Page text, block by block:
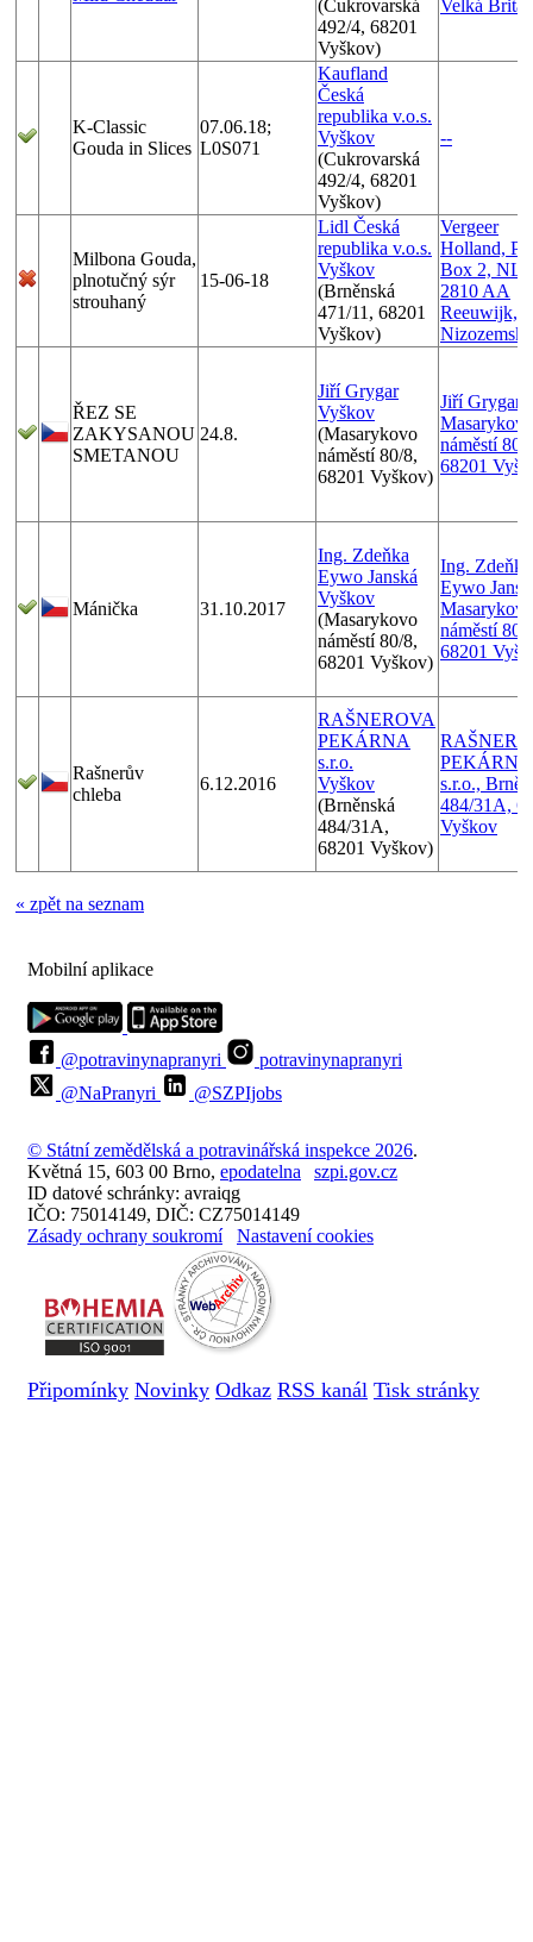
(Cukrovarská
492/4, 68201
Vyškov)
Velká
K-Classic
Gouda in Slices
07.06.18;
L0S071
Kaufland
Česká
republika v.o.s.
Vyškov
(Cukrovarská
492/4, 68201
Vyškov)
--
Milbona Gouda,
plnotučný sýr
strouhaný
15-06-18
Lidl Česká
republika v.o.s.
Vyškov
(Brněnská
471/11, 68201
Vyškov)
Vergeer
Holland,
Box 2, NL-
2810 AA
Reeuwijk,
Nizozemsko
ŘEZ SE
ZAKYSANOU
SMETANOU
24.8.
Jiří Grygar
Vyškov
(Masarykovo
náměstí 80/8,
68201 Vyškov)
Jiří Grygar,
Masarykovo
náměstí 80/
68201
Mánička 31.10.2017
Ing. Zdeňka
Eywo Janská
Vyškov
(Masarykovo
náměstí 80/8,
68201 Vyškov)
Ing. Zdeňka
Eywo
Masarykovo
náměstí 80/
68201
Rašnerův
chleba
6.12.2016
RAŠNEROVA
PEKÁRNA
s.r.o.
Vyškov
(Brněnská
484/31A,
68201 Vyškov)
PEKÁRNA
s.r.o.,
484/31A,
Vyškov
« zpět na seznam
Mobilní aplikace
@potravinynapranyri
potravinynapranyri
@NaPranyri
@SZPIjobs
© Státní zemědělská a potravinářská inspekce 2026.
Květná 15, 603 00 Brno, epodatelna
szpi.gov.cz
ID datové schránky: avraiqg
IČO: 75014149, DIČ: CZ75014149
Zásady ochrany soukromí
Nastavení cookies
Připomínky Novinky Odkaz RSS kanál Tisk stránky